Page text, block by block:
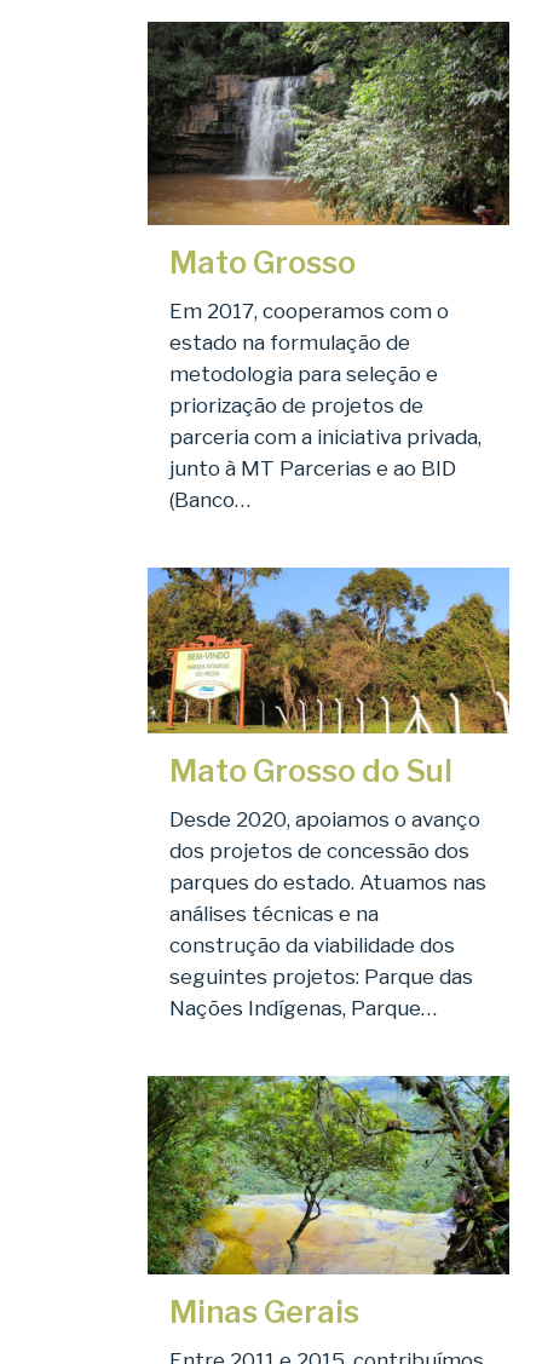
Mato Grosso
Em 2017, cooperamos com o
estado na formulação de
metodologia para seleção e
priorização de projetos de
parceria com a iniciativa privada,
junto à MT Parcerias e ao BID
(Banco…
Mato Grosso do Sul
Desde 2020, apoiamos o avanço
dos projetos de concessão dos
parques do estado. Atuamos nas
análises técnicas e na
construção da viabilidade dos
seguintes projetos: Parque das
Nações Indígenas, Parque…
Minas Gerais